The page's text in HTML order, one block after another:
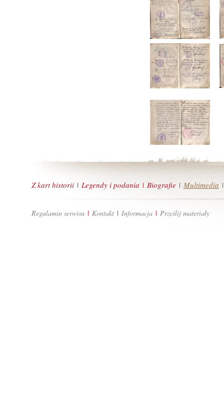
Z kart historii | Legendy i podania | Biografie | Multimedia |
Regulamin serwisu | Kontakt | Informacja | Prześlij materiały